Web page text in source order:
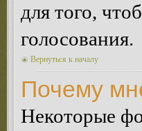
для того,
голосования.
Вернуться к началу
Почему
Некоторые